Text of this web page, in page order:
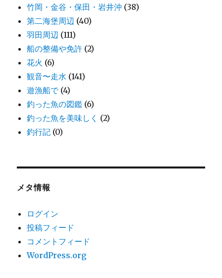
竹岡・金谷・保田・岩井沖 (38)
第二海堡周辺 (40)
羽田周辺 (111)
船の整備や免許 (2)
花火 (6)
観音〜走水 (141)
遊漁船で(4)
釣った魚の図鑑 (6)
釣った魚を美味しく (2)
釣行記 (0)
メタ情報
ログイン
投稿フィード
コメントフィード
WordPress.org